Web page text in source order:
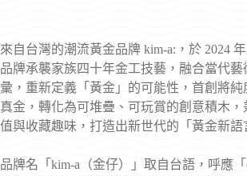
來自台灣的潮流黃金品牌 kim-a:，於 2024
品牌承襲家族四十年金工技藝，融合當代藝
彙，重新定義「黃金」的可能性，首創將純
真金，轉化為可堆疊、可玩賞的創意積木，
值與收藏趣味，打造出新世代的「黃金新語
品牌名「kim-a（金仔）」取自台語，呼應「